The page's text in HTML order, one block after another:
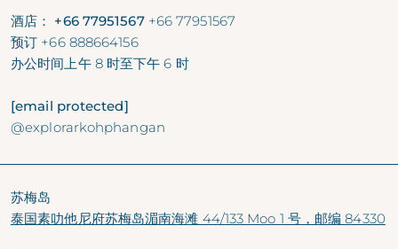
酒店： +66 77951567 +66 77951567
预订 +66 888664156
办公时间上午 8 时至下午 6 时
[email protected]
@explorarkohphangan
苏梅岛
泰国素叻他尼府苏梅岛湄南海滩 44/133 Moo 1 号，邮编 84330